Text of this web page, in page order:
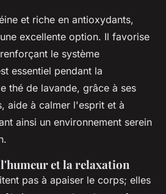
et riche en antioxydants,
excellente option. Il favorise
le système
essentiel pendant la
thé de lavande, grâce à ses
aide à calmer l'esprit et à
ainsi un environnement serein
et la relaxation
pas à apaiser le corps; elles